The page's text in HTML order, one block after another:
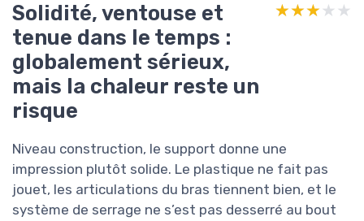
Solidité, ventouse et
tenue dans le temps :
globalement sérieux,
mais la chaleur reste un
risque
★★★★★
★★★★★
Niveau construction, le support donne une
impression plutôt solide. Le plastique ne fait pas
jouet, les articulations du bras tiennent bien, et le
système de serrage ne s’est pas desserré au bout